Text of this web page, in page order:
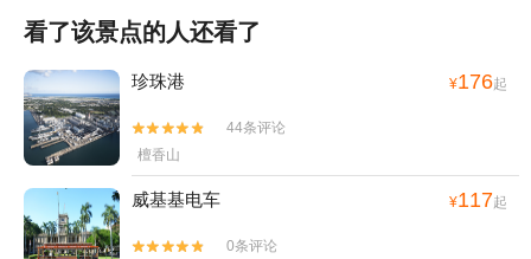
看了该景点的人还看了
珍珠港 ¥176起


44条评论
檀香山
威基基电车 ¥117起


0条评论